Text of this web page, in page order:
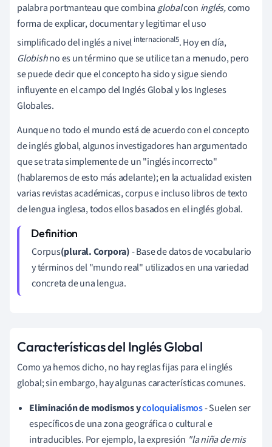
palabra portmanteau que combinaglobalcon inglés,como
forma de explicar, documentar y legitimar el uso
simplificado del inglés a nivel internacional5. Hoy en día,
Globishno es un término que se utilice tan a menudo, pero
se puede decir que el concepto ha sido y sigue siendo
influyente en el campo del Inglés Global y los Ingleses
Globales.
Aunque no todo el mundo está de acuerdo con el concepto
de inglés global, algunos investigadores han argumentado
que se trata simplemente de un "inglés incorrecto"
(hablaremos de esto más adelante); en la actualidad existen
varias revistas académicas, corpus e incluso libros de texto
de lengua inglesa, todos ellos basados en el inglés global.
Corpus(plural. Corpora)- Base de datos de vocabulario
y términos del "mundo real" utilizados en una variedad
concreta de una lengua.
Características del Inglés Global
Como ya hemos dicho, no hay reglas fijas para el inglés
global; sin embargo, hay algunas características comunes.
Eliminación de modismos ycoloquialismos- Suelen ser
específicos de una zona geográfica o cultural e
intraducibles. Por ejemplo, la expresión "la niña de mis